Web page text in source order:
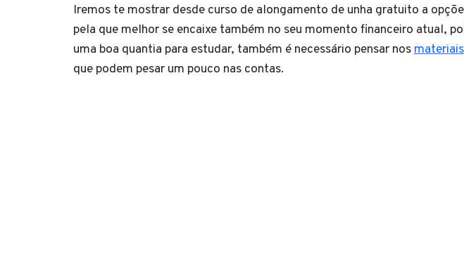
Iremos te mostrar desde curso de alongamento de unha gratuito a
pela que melhor se encaixe também no seu momento financeiro atual,
uma boa quantia para estudar, também é necessário pensar nos
que podem pesar um pouco nas contas.